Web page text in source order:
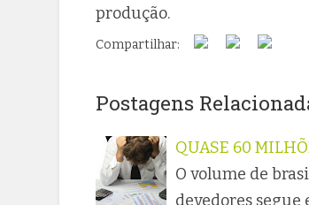
produção.
Compartilhar:
Postagens
QUASE 60
O volume de
devedores segue